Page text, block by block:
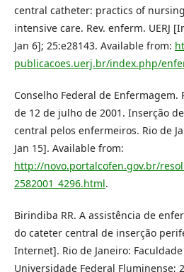
central catheter: practics of
intensive care. Rev. enferm. UERJ
Jan 6]; 25:e28143. Available from:
publicacoes.uerj.br/index.php/
Conselho Federal de Enfermagem.
de 12 de julho de 2001. Inserção
central pelos enfermeiros. Rio de
Jan 15]. Available from:
http://novo.portalcofen.gov.br/
2582001_4296.html.
Birindiba RR. A assistência de
do cateter central de inserção
Internet]. Rio de Janeiro:
Universidade Federal Fluminense;